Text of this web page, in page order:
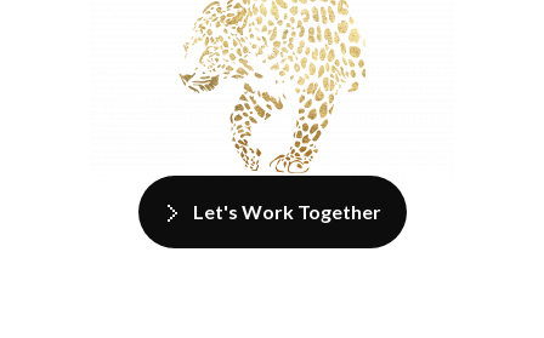
Let's Work Together